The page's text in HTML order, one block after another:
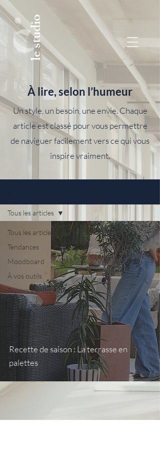
le studio
À lire, selon l’humeur
Un style, un besoin, une envie. Chaque
article est classé pour vous permettre
de naviguer facilement vers ce qui vous
inspire vraiment.
Tous les articles
Tendances
Moodboard
À vos outils
Pépites à shopper
Home staging
NOËL
Tous les articles
Recette de saison : La terrasse en
palettes
À VOS OUTILS